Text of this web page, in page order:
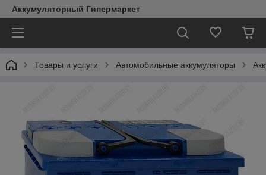
Аккумуляторный Гипермаркет
Товары и услуги Автомобильные аккумуляторы